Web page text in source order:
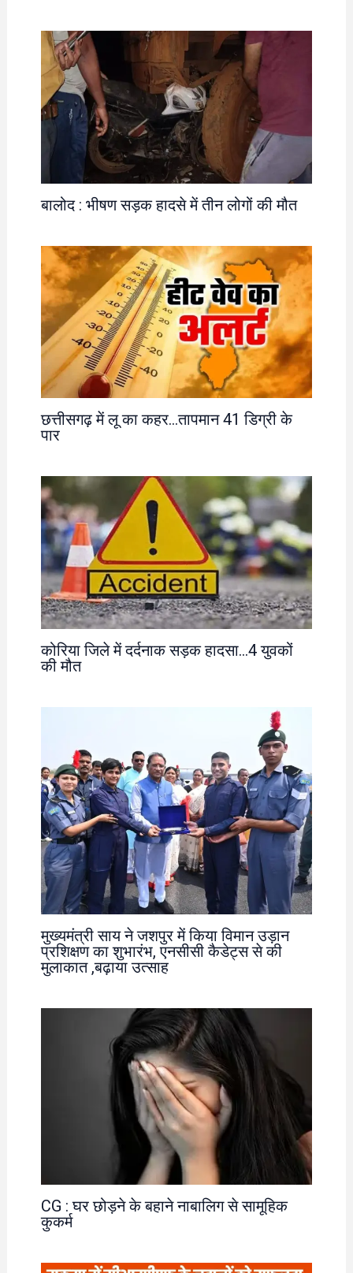
बालोद : भीषण सड़क हादसे में तीन लोगों की मौत
छत्तीसगढ़ में लू का कहर…तापमान 41 डिग्री के
पार
कोरिया जिले में दर्दनाक सड़क हादसा…4 युवकों
की मौत
मुख्यमंत्री साय ने जशपुर में किया विमान उड़ान
प्रशिक्षण का शुभारंभ, एनसीसी कैडेट्स से की
मुलाकात ,बढ़ाया उत्साह
CG : घर छोड़ने के बहाने नाबालिग से सामूहिक
कुकर्म